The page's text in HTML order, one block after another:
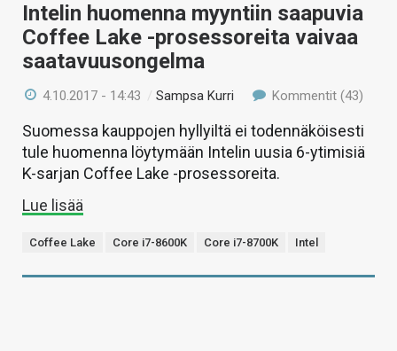
HAKU
Intelin huomenna myyntiin saapuvia
Coffee Lake -prosessoreita vaivaa
saatavuusongelma
4.10.2017 - 14:43 /Sampsa Kurri Kommentit (43)
Suomessa kauppojen hyllyiltä ei todennäköisesti
tule huomenna löytymään Intelin uusia 6-ytimisiä
K-sarjan Coffee Lake -prosessoreita.
Lue lisää
Coffee Lake Core i7-8600K Core i7-8700K Intel